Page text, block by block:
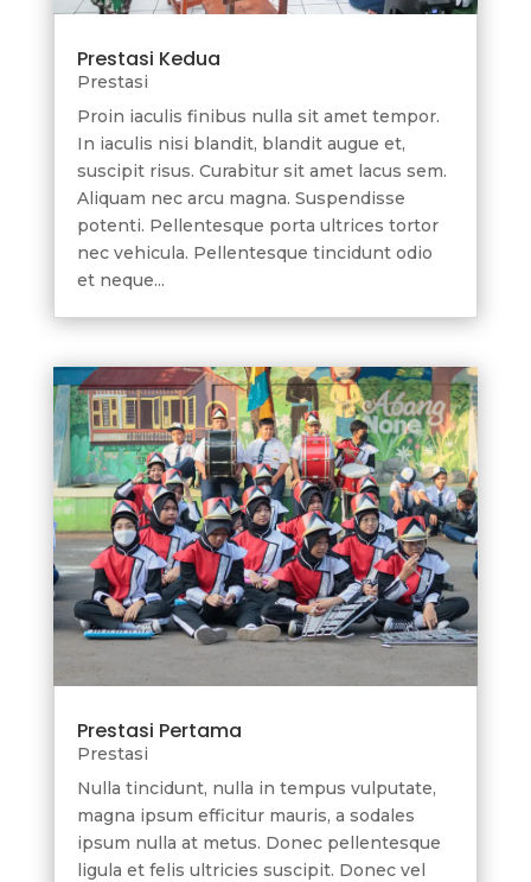
Prestasi Kedua
Prestasi
Proin iaculis finibus nulla sit amet tempor.
In iaculis nisi blandit, blandit augue et,
suscipit risus. Curabitur sit amet lacus sem.
Aliquam nec arcu magna. Suspendisse
potenti. Pellentesque porta ultrices tortor
nec vehicula. Pellentesque tincidunt odio
et neque...
Prestasi Pertama
Prestasi
Nulla tincidunt, nulla in tempus vulputate,
magna ipsum efficitur mauris, a sodales
ipsum nulla at metus. Donec pellentesque
ligula et felis ultricies suscipit. Donec vel